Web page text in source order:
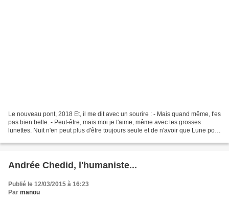
Le nouveau pont, 2018 Et, il me dit avec un sourire : - Mais quand même, t'es
pas bien belle. - Peut-être, mais moi je t'aime, même avec tes grosses
lunettes. Nuit n'en peut plus d'être toujours seule et de n'avoir que Lune pour
Andrée Chedid, l'humaniste...
Publié le 12/03/2015 à 16:23
Par manou